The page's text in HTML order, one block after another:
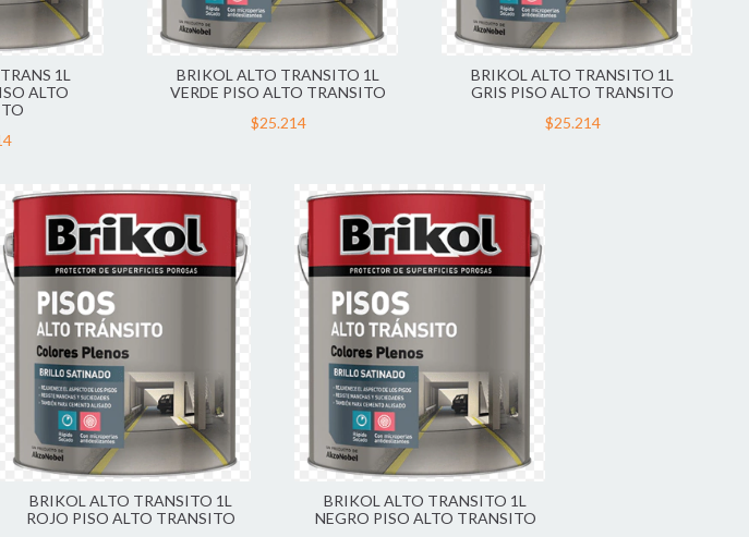
1L
ALTO
BRIKOL ALTO TRANSITO 1L
VERDE PISO ALTO TRANSITO
$25.214
BRIKOL ALTO TRANSITO 1L
GRIS PISO ALTO TRANSITO
$25.214
BRIKOL ALTO TRANSITO 1L
ROJO PISO ALTO TRANSITO
BRIKOL ALTO TRANSITO 1L
NEGRO PISO ALTO TRANSITO